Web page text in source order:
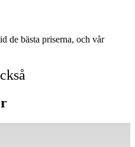
de bästa priserna, och vår